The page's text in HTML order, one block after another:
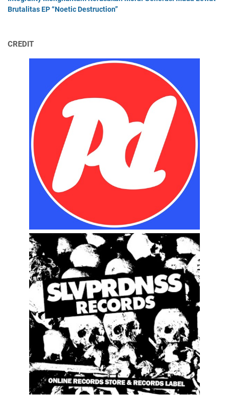
Brutalitas EP “Noetic Destruction”
CREDIT